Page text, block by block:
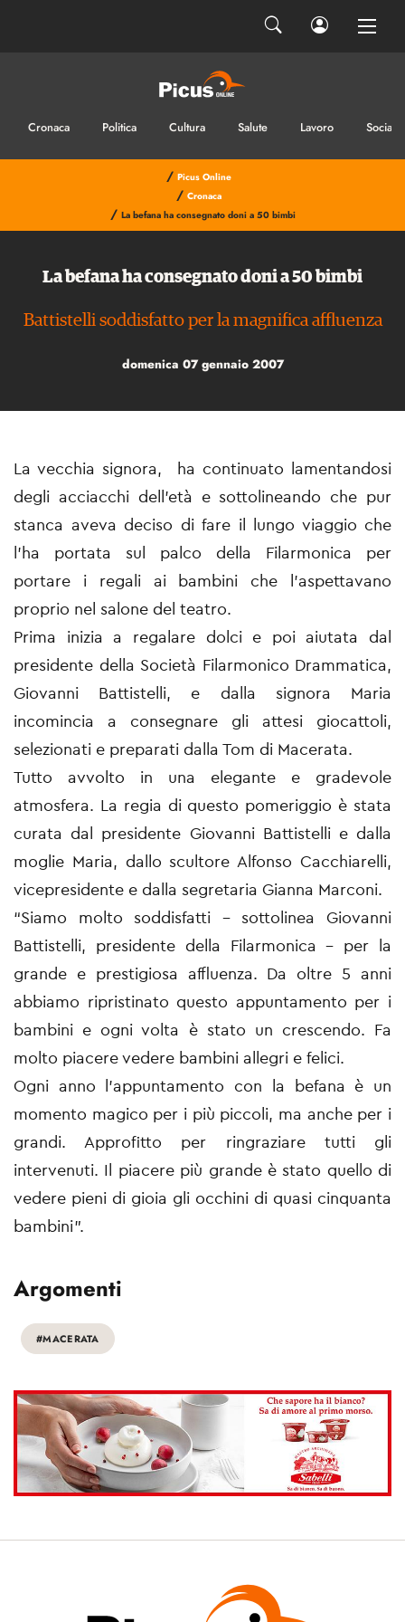
Cronaca Politica Cultura Salute Lavoro Sociale
/ Picus Online
/ Cronaca
/ La befana ha consegnato doni a 50 bimbi
La befana ha consegnato doni a 50 bimbi
Battistelli soddisfatto per la magnifica affluenza
domenica 07 gennaio 2007
La vecchia signora, ha continuato lamentandosi
degli acciacchi dell’età e sottolineando che pur
stanca aveva deciso di fare il lungo viaggio che
l’ha portata sul palco della Filarmonica per
portare i regali ai bambini che l’aspettavano
proprio nel salone del teatro.
Prima inizia a regalare dolci e poi aiutata dal
presidente della Società Filarmonico Drammatica,
Giovanni Battistelli, e dalla signora Maria
incomincia a consegnare gli attesi giocattoli,
selezionati e preparati dalla Tom di Macerata.
Tutto avvolto in una elegante e gradevole
atmosfera. La regia di questo pomeriggio è stata
curata dal presidente Giovanni Battistelli e dalla
moglie Maria, dallo scultore Alfonso Cacchiarelli,
vicepresidente e dalla segretaria Gianna Marconi.
“Siamo molto soddisfatti – sottolinea Giovanni
Battistelli, presidente della Filarmonica – per la
grande e prestigiosa affluenza. Da oltre 5 anni
abbiamo ripristinato questo appuntamento per i
bambini e ogni volta è stato un crescendo. Fa
molto piacere vedere bambini allegri e felici.
Ogni anno l’appuntamento con la befana è un
momento magico per i più piccoli, ma anche per i
grandi. Approfitto per ringraziare tutti gli
intervenuti. Il piacere più grande è stato quello di
vedere pieni di gioia gli occhini di quasi cinquanta
bambini”.
Argomenti
#MACERATA